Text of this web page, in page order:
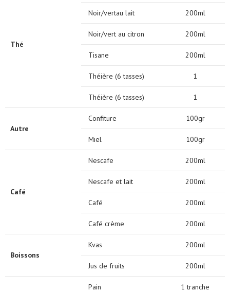
Thé
Noir/vertau lait 200ml
Noir/vert au citron 200ml
Tisane 200ml
Théière (6 tasses) 1
Théière (6 tasses) 1
Autre
Confiture 100gr
Miel 100gr
Café
Nescafe 200ml
Nescafe et lait 200ml
Café 200ml
Café crème 200ml
Boissons
Kvas 200ml
Jus de fruits 200ml
Pain 1 tranche